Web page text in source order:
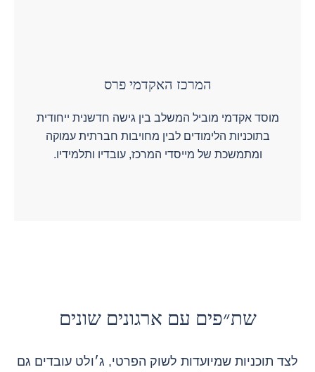
המרכז האקדמי פרס
מוסד אקדמי מוביל המשלב בין גישה חדשנית ייחודית
בתוכניות הלימודים לבין מחויבות חברתית עמוקה
ומתמשכת של מייסדי המרכז, עובדיו ותלמידיו.
שת״פים עם ארגונים שונים
לצד תוכניות שמיועדות לשוק הפרטי, ג׳ולט עובדים גם